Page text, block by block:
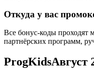
Откуда у вас
Все бонус-коды проходят
партнёрских программ,
ProgKidsАвгуст